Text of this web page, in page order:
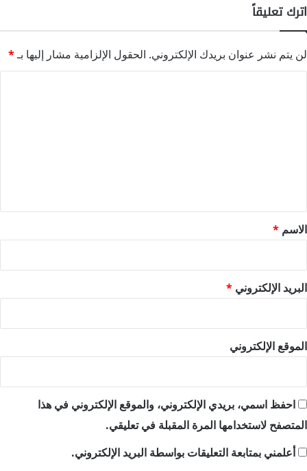
اترك تعليقاً
لن يتم نشر عنوان بريدك الإلكتروني. الحقول الإلزامية مشار إليها بـ*
*
الاسم *
البريد الإلكتروني *
الموقع الإلكتروني
احفظ اسمي، بريدي الإلكتروني، والموقع الإلكتروني في هذا
المتصفح لاستخدامها المرة المقبلة في تعليقي.
أعلمني بمتابعة التعليقات بواسطة البريد الإلكتروني.